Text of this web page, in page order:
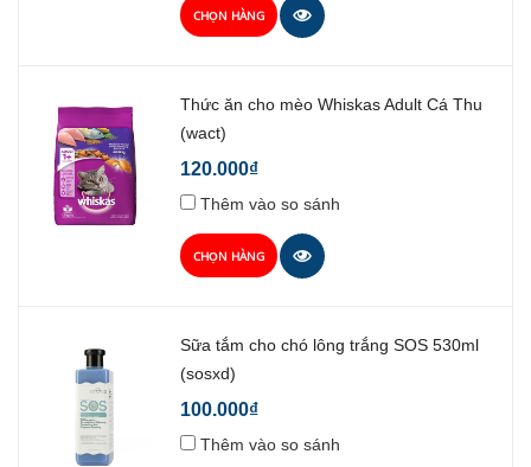
CHỌN HÀNG
Thức ăn cho mèo Whiskas Adult Cá Thu
(wact)
120.000₫
Thêm vào so sánh
CHỌN HÀNG
Sữa tắm cho chó lông trắng SOS 530ml
(sosxd)
100.000₫
Thêm vào so sánh